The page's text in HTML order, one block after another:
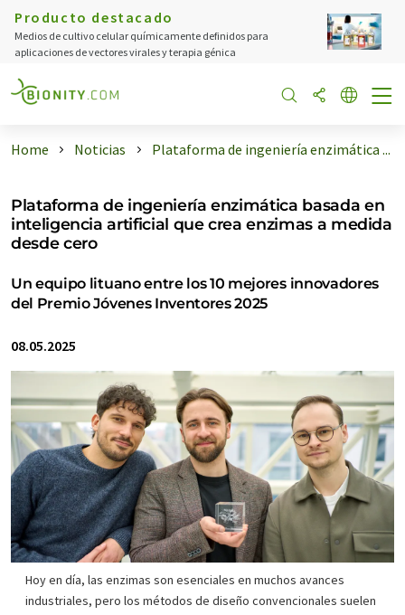
Producto destacado
Medios de cultivo celular químicamente definidos para
aplicaciones de vectores virales y terapia génica
Home Noticias Plataforma de ingeniería enzimática ...
Plataforma de ingeniería enzimática basada en
inteligencia artificial que crea enzimas a medida
desde cero
Un equipo lituano entre los 10 mejores innovadores
del Premio Jóvenes Inventores 2025
08.05.2025
Hoy en día, las enzimas son esenciales en muchos avances
industriales, pero los métodos de diseño convencionales suelen